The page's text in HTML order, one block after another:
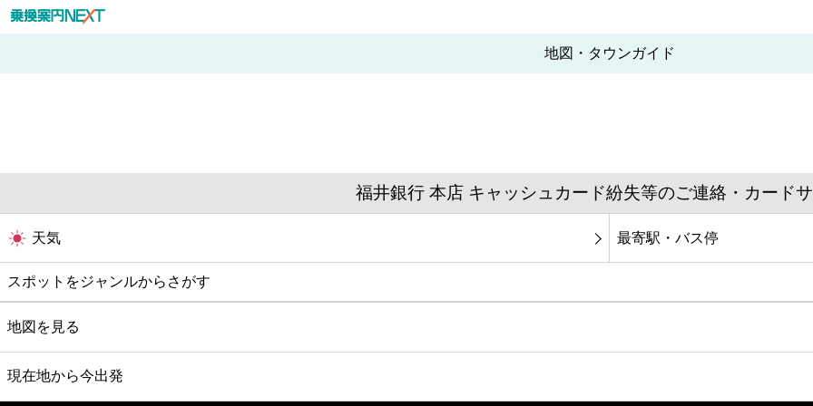
地図・タウンガイド
福井銀行 本店 キャッシュカード紛失等のご連絡・カード
天気 最寄駅・バス停
スポットをジャンルからさがす
グルメ
映画
地図を見る
現在地から今出発